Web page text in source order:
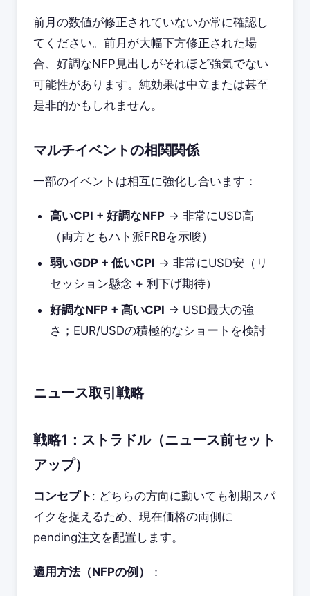
前月の数値が修正されていないか常に確認し
てください。前月が大幅下方修正された場
合、好調なNFP見出しがそれほど強気でない
可能性があります。純効果は中立または甚至
是非的かもしれません。
マルチイベントの相関関係
一部のイベントは相互に強化し合います：
高いCPI + 好調なNFP → 非常にUSD高
（両方ともハト派FRBを示唆）
弱いGDP + 低いCPI → 非常にUSD安（リ
セッション懸念 + 利下げ期待）
好調なNFP + 高いCPI → USD最大の強
さ；EUR/USDの積極的なショートを検討
ニュース取引戦略
戦略1：ストラドル（ニュース前セット
アップ）
コンセプト : どちらの方向に動いても初期スパ
イクを捉えるため、現在価格の両側に
pending注文を配置します。
適用方法（NFPの例） ：